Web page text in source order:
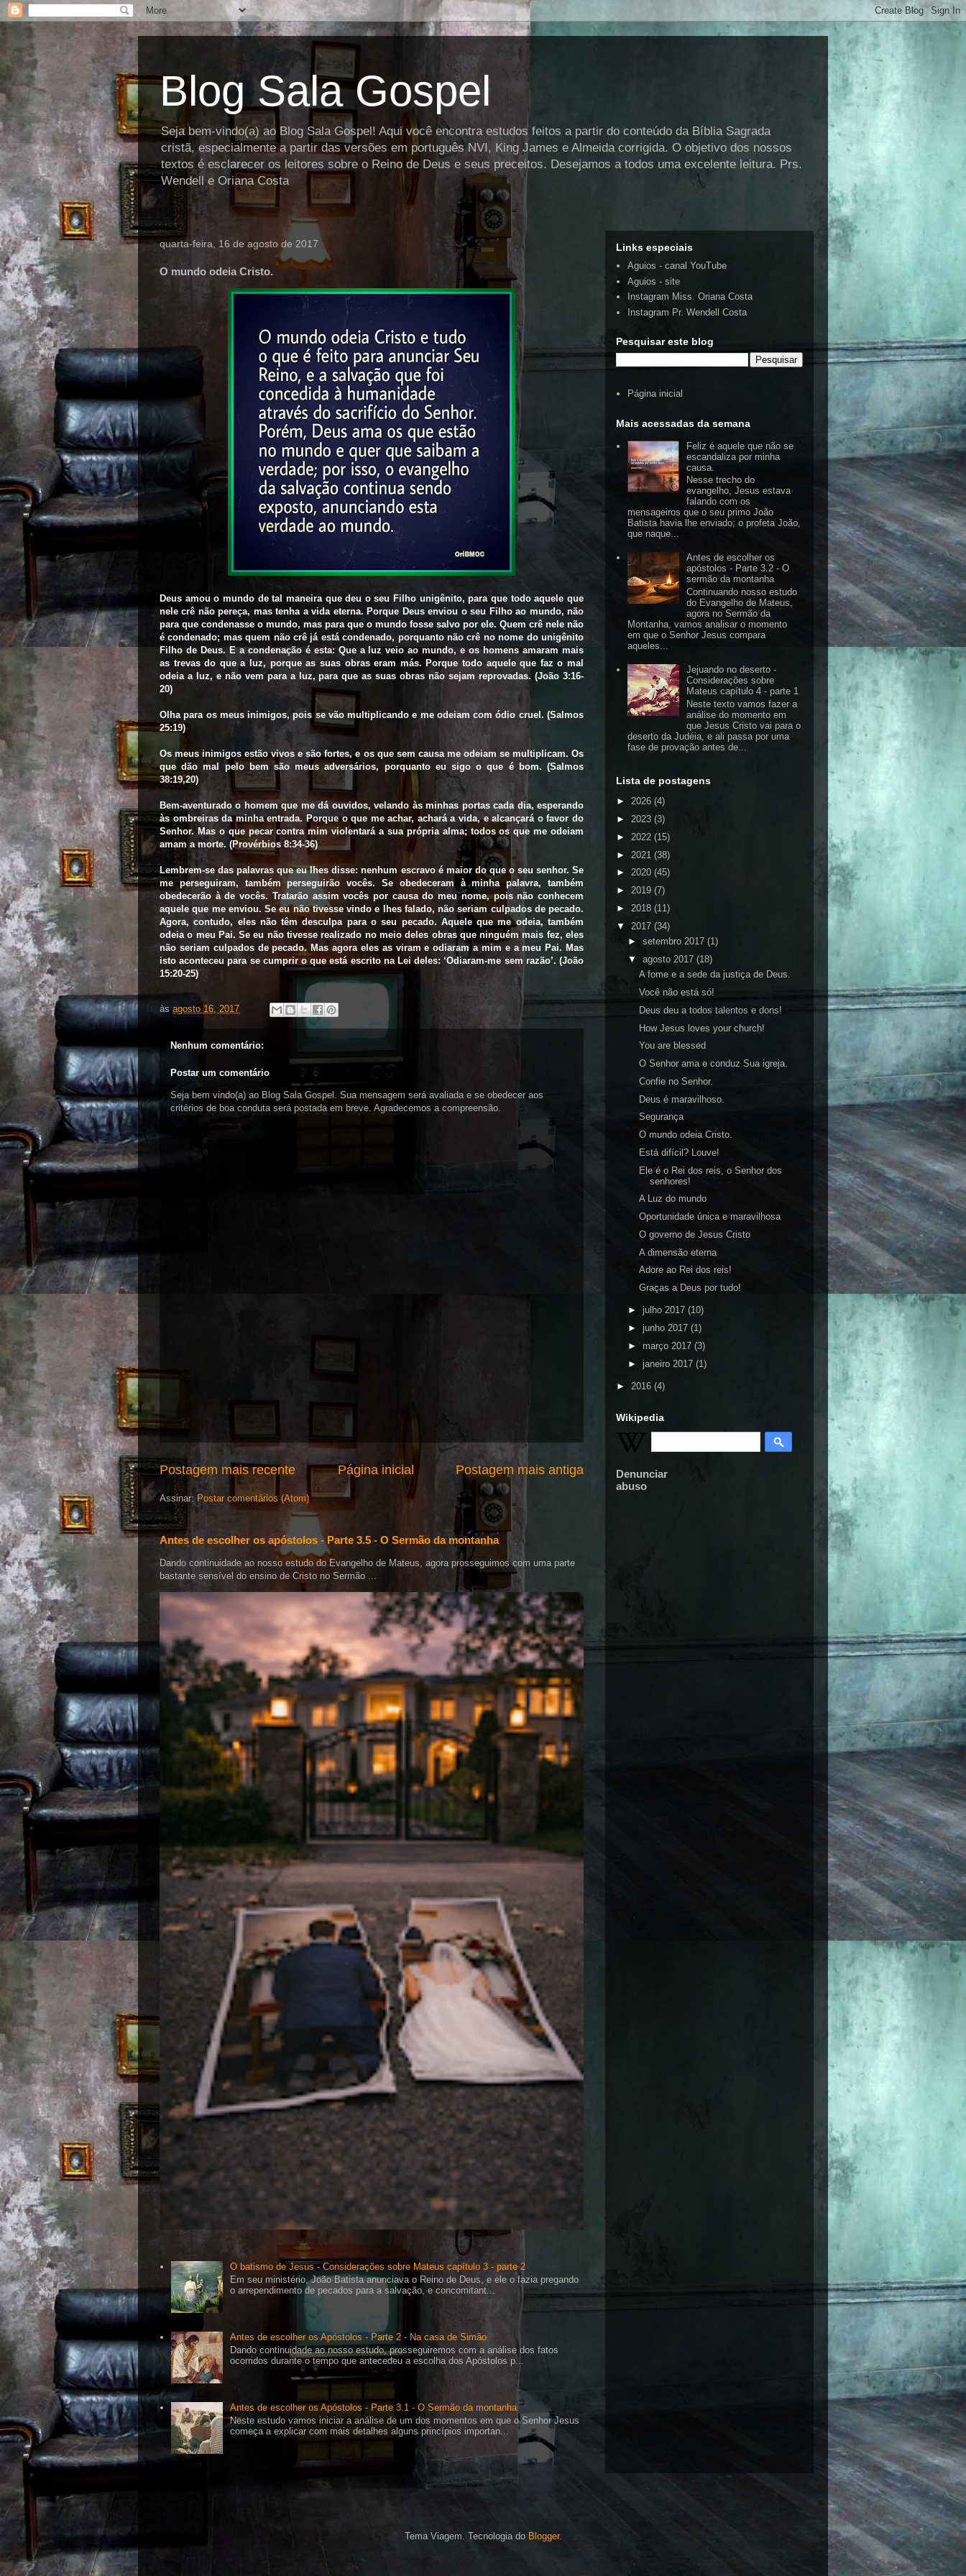
Blog Sala Gospel
Seja bem-vindo(a) ao Blog Sala Gospel! Aqui você encontra estudos feitos a partir do conteúdo da Bíblia Sagrada
cristã, especialmente a partir das versões em português NVI, King James e Almeida corrigida. O objetivo dos nossos
textos é esclarecer os leitores sobre o Reino de Deus e seus preceitos. Desejamos a todos uma excelente leitura. Prs.
Wendell e Oriana Costa
quarta-feira, 16 de agosto de 2017
O mundo odeia Cristo.
Deus amou o mundo de tal maneira que deu o seu Filho unigênito, para que todo aquele que
nele crê não pereça, mas tenha a vida eterna. Porque Deus enviou o seu Filho ao mundo, não
para que condenasse o mundo, mas para que o mundo fosse salvo por ele. Quem crê nele não
é condenado; mas quem não crê já está condenado, porquanto não crê no nome do unigênito
Filho de Deus. E a condenação é esta: Que a luz veio ao mundo, e os homens amaram mais
as trevas do que a luz, porque as suas obras eram más. Porque todo aquele que faz o mal
odeia a luz, e não vem para a luz, para que as suas obras não sejam reprovadas. (João 3:16-
20)
Olha para os meus inimigos, pois se vão multiplicando e me odeiam com ódio cruel. (Salmos
25:19)
Os meus inimigos estão vivos e são fortes, e os que sem causa me odeiam se multiplicam. Os
que dão mal pelo bem são meus adversários, porquanto eu sigo o que é bom. (Salmos
38:19,20)
Bem-aventurado o homem que me dá ouvidos, velando às minhas portas cada dia, esperando
às ombreiras da minha entrada. Porque o que me achar, achará a vida, e alcançará o favor do
Senhor. Mas o que pecar contra mim violentará a sua própria alma; todos os que me odeiam
amam a morte. (Provérbios 8:34-36)
Lembrem-se das palavras que eu lhes disse: nenhum escravo é maior do que o seu senhor. Se
me perseguiram, também perseguirão vocês. Se obedeceram à minha palavra, também
obedecerão à de vocês. Tratarão assim vocês por causa do meu nome, pois não conhecem
aquele que me enviou. Se eu não tivesse vindo e lhes falado, não seriam culpados de pecado.
Agora, contudo, eles não têm desculpa para o seu pecado. Aquele que me odeia, também
odeia o meu Pai. Se eu não tivesse realizado no meio deles obras que ninguém mais fez, eles
não seriam culpados de pecado. Mas agora eles as viram e odiaram a mim e a meu Pai. Mas
isto aconteceu para se cumprir o que está escrito na Lei deles: ‘Odiaram-me sem razão’. (João
15:20-25)
às agosto 16, 2017
Nenhum comentário:
Postar um comentário
Seja bem vindo(a) ao Blog Sala Gospel. Sua mensagem será avaliada e se obedecer aos
critérios de boa conduta será postada em breve. Agradecemos a compreensão.
Postagem mais recente Postagem mais antiga
Página inicial
Assinar: Postar comentários (Atom)
Antes de escolher os apóstolos - Parte 3.5 - O Sermão da montanha
Dando continuidade ao nosso estudo do Evangelho de Mateus, agora prosseguimos com uma parte
bastante sensível do ensino de Cristo no Sermão ...
O batismo de Jesus - Considerações sobre Mateus capítulo 3 - parte 2
Em seu ministério, João Batista anunciava o Reino de Deus, e ele o fazia pregando
o arrependimento de pecados para a salvação, e concomitant...
Antes de escolher os Apóstolos - Parte 2 - Na casa de Simão
Dando continuidade ao nosso estudo, prosseguiremos com a análise dos fatos
ocorridos durante o tempo que antecedeu a escolha dos Apóstolos p...
Antes de escolher os Apóstolos - Parte 3.1 - O Sermão da montanha
Neste estudo vamos iniciar a análise de um dos momentos em que o Senhor Jesus
começa a explicar com mais detalhes alguns princípios importan...
Links especiais
Aguios - canal YouTube
Aguios - site
Instagram Miss. Oriana Costa
Instagram Pr. Wendell Costa
Pesquisar este blog
Página inicial
Mais acessadas da semana
Feliz é aquele que não se
escandaliza por minha
causa.
Nesse trecho do
evangelho, Jesus estava
falando com os
mensageiros que o seu primo João
Batista havia lhe enviado; o profeta João,
que naque...
Antes de escolher os
apóstolos - Parte 3.2 - O
sermão da montanha
Continuando nosso estudo
do Evangelho de Mateus,
agora no Sermão da
Montanha, vamos analisar o momento
em que o Senhor Jesus compara
aqueles...
Jejuando no deserto -
Considerações sobre
Mateus capítulo 4 - parte 1
Neste texto vamos fazer a
análise do momento em
que Jesus Cristo vai para o
deserto da Judéia, e ali passa por uma
fase de provação antes de...
Lista de postagens
► 2026 (4)
► 2023 (3)
► 2022 (15)
► 2021 (38)
► 2020 (45)
► 2019 (7)
► 2018 (11)
▼ 2017 (34)
► setembro 2017 (1)
▼ agosto 2017 (18)
A fome e a sede da justiça de Deus.
Você não está só!
Deus deu a todos talentos e dons!
How Jesus loves your church!
You are blessed
O Senhor ama e conduz Sua igreja.
Confie no Senhor.
Deus é maravilhoso.
Segurança
O mundo odeia Cristo.
Está difícil? Louve!
Ele é o Rei dos reis, o Senhor dos
senhores!
A Luz do mundo
Oportunidade única e maravilhosa
O governo de Jesus Cristo
A dimensão eterna
Adore ao Rei dos reis!
Graças a Deus por tudo!
► julho 2017 (10)
► junho 2017 (1)
► março 2017 (3)
► janeiro 2017 (1)
► 2016 (4)
Wikipedia
Denunciar
abuso
Tema Viagem. Tecnologia do Blogger.